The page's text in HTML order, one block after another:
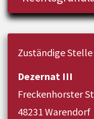
Zuständige Stelle
Dezernat III
Freckenhorster
48231 Warendorf